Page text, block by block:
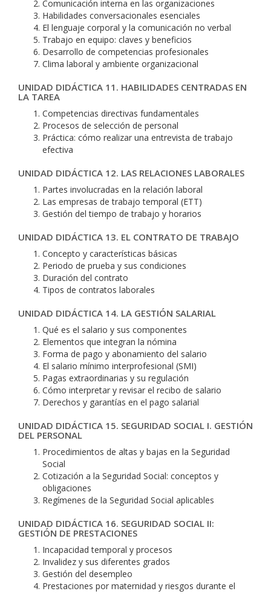
Comunicación interna en las organizaciones
Habilidades conversacionales esenciales
El lenguaje corporal y la comunicación no verbal
Trabajo en equipo: claves y beneficios
Desarrollo de competencias profesionales
Clima laboral y ambiente organizacional
UNIDAD DIDÁCTICA 11. HABILIDADES CENTRADAS EN
LA TAREA
Competencias directivas fundamentales
Procesos de selección de personal
Práctica: cómo realizar una entrevista de trabajo
efectiva
UNIDAD DIDÁCTICA 12. LAS RELACIONES LABORALES
Partes involucradas en la relación laboral
Las empresas de trabajo temporal (ETT)
Gestión del tiempo de trabajo y horarios
UNIDAD DIDÁCTICA 13. EL CONTRATO DE TRABAJO
Concepto y características básicas
Periodo de prueba y sus condiciones
Duración del contrato
Tipos de contratos laborales
UNIDAD DIDÁCTICA 14. LA GESTIÓN SALARIAL
Qué es el salario y sus componentes
Elementos que integran la nómina
Forma de pago y abonamiento del salario
El salario mínimo interprofesional (SMI)
Pagas extraordinarias y su regulación
Cómo interpretar y revisar el recibo de salario
Derechos y garantías en el pago salarial
UNIDAD DIDÁCTICA 15. SEGURIDAD SOCIAL I. GESTIÓN
DEL PERSONAL
Procedimientos de altas y bajas en la Seguridad
Social
Cotización a la Seguridad Social: conceptos y
obligaciones
Regímenes de la Seguridad Social aplicables
UNIDAD DIDÁCTICA 16. SEGURIDAD SOCIAL II:
GESTIÓN DE PRESTACIONES
Incapacidad temporal y procesos
Invalidez y sus diferentes grados
Gestión del desempleo
Prestaciones por maternidad y riesgos durante el